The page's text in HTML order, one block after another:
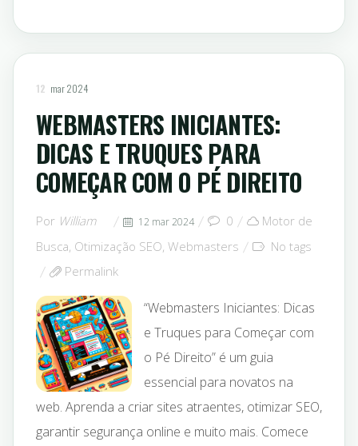
12 mar 2024
WEBMASTERS INICIANTES:
DICAS E TRUQUES PARA
COMEÇAR COM O PÉ DIREITO
Por William 12 mar 2024 0
Motor de
Busca, Otimização SEO, Webmasters
No tags
Permalink
“Webmasters Iniciantes: Dicas
e Truques para Começar com
o Pé Direito” é um guia
essencial para novatos na
web. Aprenda a criar sites atraentes, otimizar SEO,
garantir segurança online e muito mais. Comece